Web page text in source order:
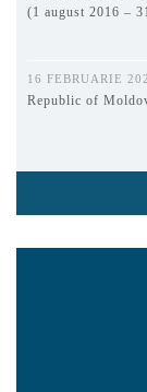
(1 august 2016 –
16 FEBRUARIE
Republic of